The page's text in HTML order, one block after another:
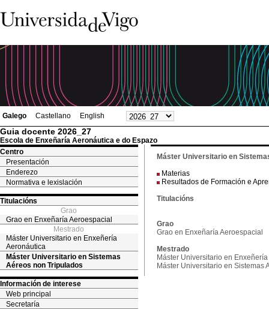
Galego Castellano English
Guia docente 2026_27
Escola de Enxeñaría Aeronáutica e do Espazo
Centro
Presentación
Enderezo
Normativa e lexislación
Titulacións
Grao
Grao en Enxeñaría Aeroespacial
Mestrado
Máster Universitario en Enxeñería
Aeronáutica
Máster Universitario en Sistemas
Aéreos non Tripulados
Información de interese
Web principal
Secretaría
Máster Universitario en
Materias
Resultados de Formación e
Titulacións
Grao
Grao en Enxeñaría Aeroespacial
Mestrado
Máster Universitario en
Máster Universitario en Sistemas